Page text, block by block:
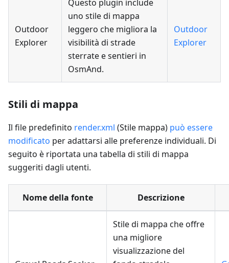
Outdoor
Explorer
Questo plugin include
uno stile di mappa
leggero che migliora la
visibilità di strade
sterrate e sentieri in
OsmAnd.
Outdoor
Explorer
Stili di mappa
Il file predefinito render.xml (Stile mappa) può essere
modificato per adattarsi alle preferenze individuali. Di
seguito è riportata una tabella di stili di mappa
suggeriti dagli utenti.
Nome della fonte Descrizione
Stile di mappa che offre
una migliore
visualizzazione del